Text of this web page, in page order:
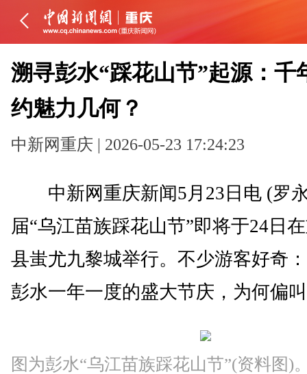
溯寻彭水“踩花山节”起源：千
约魅力几何？
中新网重庆 | 2026-05-23 17:24:23
中新网重庆新闻5月23日电 (罗
届“乌江苗族踩花山节”即将于24日
县蚩尤九黎城举行。不少游客好奇
彭水一年一度的盛大节庆，为何偏
图为彭水“乌江苗族踩花山节”(资料图)